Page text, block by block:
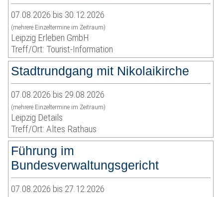
07.08.2026 bis 30.12.2026
(mehrere Einzeltermine im Zeitraum)
Leipzig Erleben GmbH
Treff/Ort: Tourist-Information
Stadtrundgang mit Nikolaikirche
07.08.2026 bis 29.08.2026
(mehrere Einzeltermine im Zeitraum)
Leipzig Details
Treff/Ort: Altes Rathaus
Führung im
Bundesverwaltungsgericht
07.08.2026 bis 27.12.2026